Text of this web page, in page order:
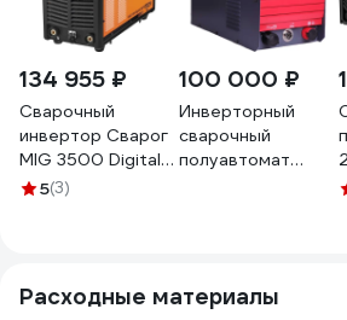
134 955 ₽
Сварочный
инвертор Сварог
MIG 3500 Digital
TECH N274 98968
5(3)
100 000 ₽
Инверторный
сварочный
полуавтомат
Расходные материалы